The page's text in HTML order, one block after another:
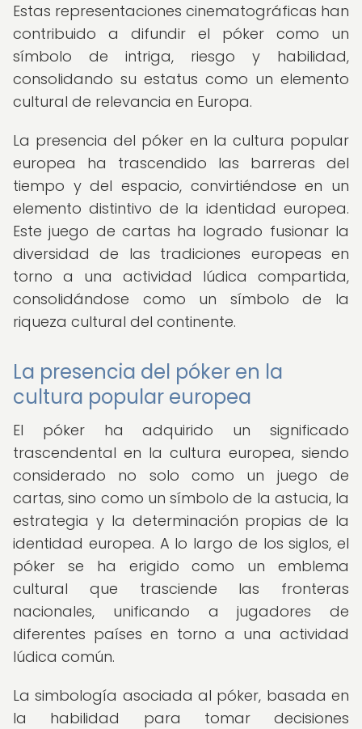
Estas representaciones cinematográficas han
contribuido a difundir el póker como un
símbolo de intriga, riesgo y habilidad,
consolidando su estatus como un elemento
cultural de relevancia en Europa.
La presencia del póker en la cultura popular
europea ha trascendido las barreras del
tiempo y del espacio, convirtiéndose en un
elemento distintivo de la identidad europea.
Este juego de cartas ha logrado fusionar la
diversidad de las tradiciones europeas en
torno a una actividad lúdica compartida,
consolidándose como un símbolo de la
riqueza cultural del continente.
La presencia del póker en la
cultura popular europea
El póker ha adquirido un significado
trascendental en la cultura europea, siendo
considerado no solo como un juego de
cartas, sino como un símbolo de la astucia, la
estrategia y la determinación propias de la
identidad europea. A lo largo de los siglos, el
póker se ha erigido como un emblema
cultural que trasciende las fronteras
nacionales, unificando a jugadores de
diferentes países en torno a una actividad
lúdica común.
La simbología asociada al póker, basada en
la habilidad para tomar decisiones